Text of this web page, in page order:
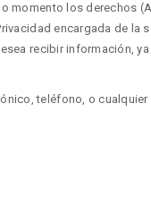
momento los derechos
encargada de la
recibir información,
teléfono, o